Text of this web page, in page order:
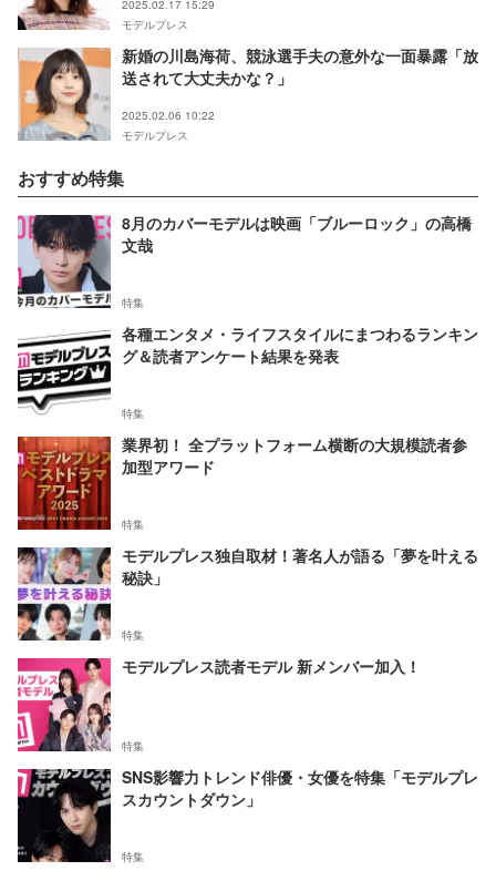
2025.02.17 15:29
モデルプレス
新婚の川島海荷、競泳選手夫の意外な一面暴露「放
送されて大丈夫かな？」
2025.02.06 10:22
モデルプレス
おすすめ特集
8月のカバーモデルは映画「ブルーロック」の高橋
文哉
特集
各種エンタメ・ライフスタイルにまつわるランキン
グ＆読者アンケート結果を発表
特集
業界初！ 全プラットフォーム横断の大規模読者参
加型アワード
特集
モデルプレス独自取材！著名人が語る「夢を叶える
秘訣」
特集
モデルプレス読者モデル 新メンバー加入！
特集
SNS影響力トレンド俳優・女優を特集「モデルプレ
スカウントダウン」
特集